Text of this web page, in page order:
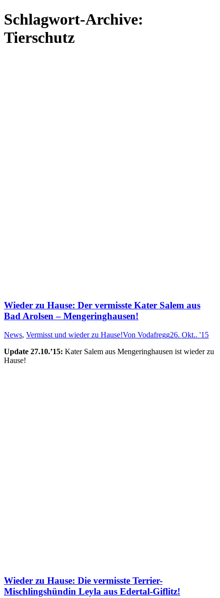
Schlagwort-Archive:
Tierschutz
Wieder zu Hause: Der vermisste Kater Salem aus
Bad Arolsen – Mengeringhausen!
News, Vermisst und wieder zu Hause!Von Vodafregg26. Okt.. '15
Update 27.10.’15: Ka­ter Sa­lem aus Meng­er­ing­hau­sen ist wie­der zu
Hau­se!
Wieder zu Hause: Die vermisste Terrier-
Mischlingshündin Leyla aus Edertal-Giflitz!